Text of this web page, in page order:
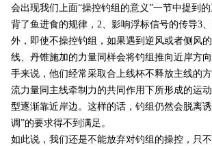
会出现我们上面“操控钓组的意义”一节中提到的
背了鱼进食的规律， 2、影响浮标信号的传导3
外，即使不操控钓组，如果遇到逆风或者侧风
线、丹锥施加的力量同样会将钓组推向近岸方
手来说，他们经常采取合上线杯不释放主线的
流力量同主线牵制力的共同作用下所形成的运
型逐渐靠近岸边。这样的话，钓组仍然会脱离
调”的要求得不到满足。
如此说，我们还是不能放弃对钓组的操控，只